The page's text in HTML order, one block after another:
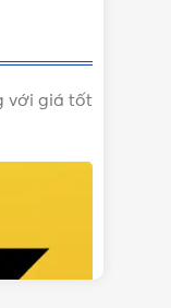
với giá tốt